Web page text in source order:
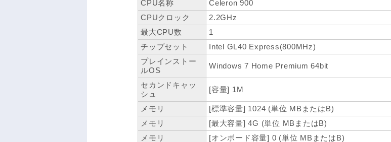
CPU名称
Celeron 900
CPUクロック
2.2GHz
最大CPU数
1
チップセット
Intel GL40 Express(800MHz)
プレインストー
ルOS
Windows 7 Home Premium 64bit
セカンドキャッ
シュ
[容量] 1M
メモリ
[標準容量] 1024 (単位 MBまたはB)
メモリ
[最大容量] 4G (単位 MBまたはB)
メモリ
[オンボード容量] 0 (単位 MBまたはB)